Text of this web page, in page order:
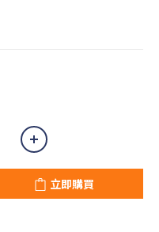
立即購買